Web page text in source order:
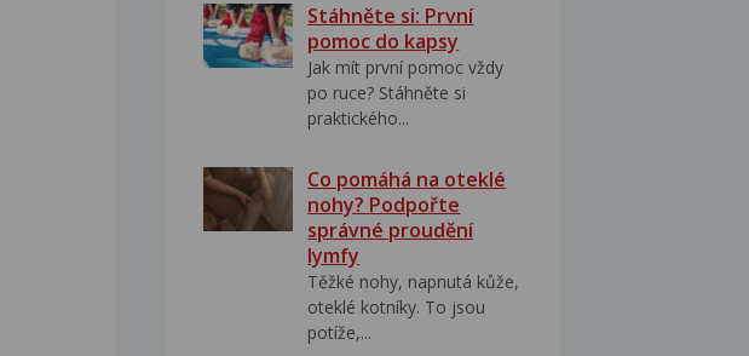
Stáhněte si: První
pomoc do kapsy
Jak mít první pomoc vždy
po ruce? Stáhněte si
praktického...
Co pomáhá na oteklé
nohy? Podpořte
správné proudění
lymfy
Těžké nohy, napnutá kůže,
oteklé kotníky. To jsou
potíže,...